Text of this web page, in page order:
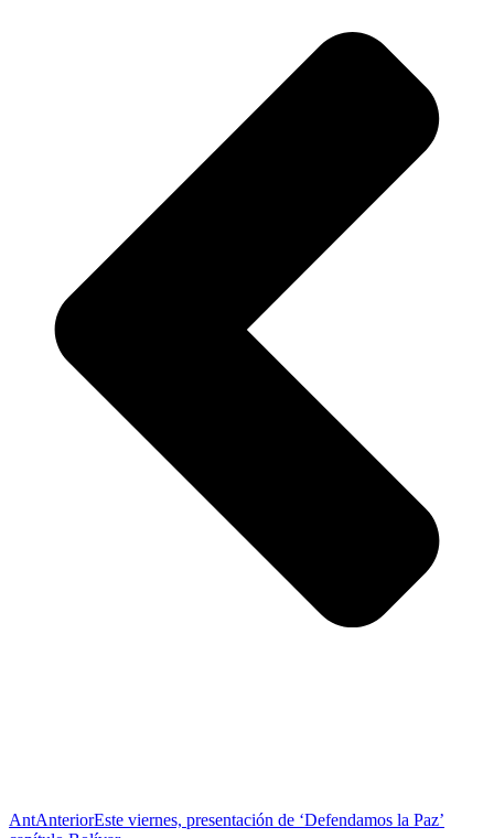
AntAnteriorEste viernes, presentación de ‘Defendamos la Paz’